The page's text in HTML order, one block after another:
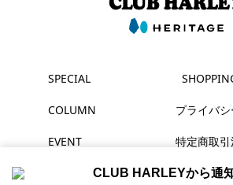
SPECIAL
COLUMN
EVENT
MAGAZINE
プライバ
特定商取
CLUB HARLEYから通